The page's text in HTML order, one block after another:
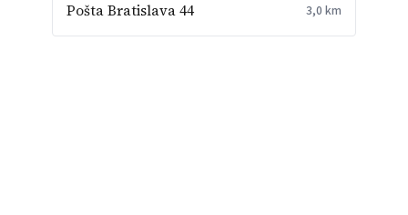
Pošta Bratislava 44 3,0 km